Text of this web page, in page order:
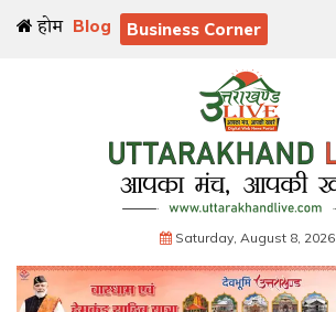
होम Blog Business Corner
Saturday, August 8, 2026